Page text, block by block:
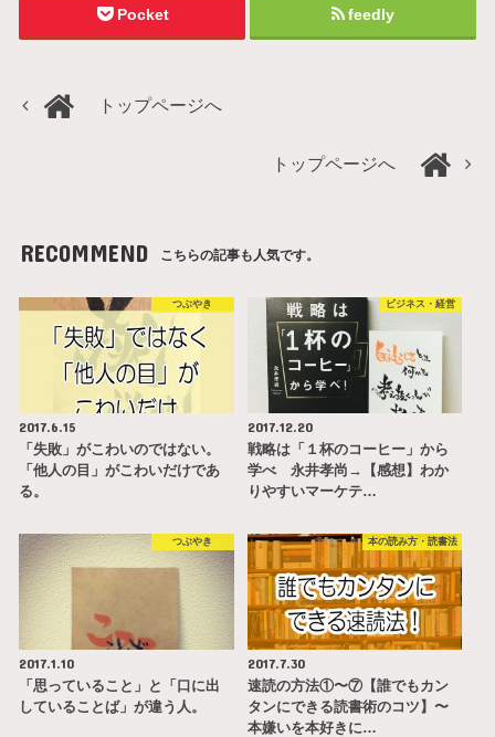
Pocket feedly
トップページへ
トップページへ
RECOMMEND こちらの記事も人気です。
つぶやき
2017.6.15
「失敗」がこわいのではない。
「他人の目」がこわいだけであ
る。
ビジネス・経営
2017.12.20
戦略は「１杯のコーヒー」から
学べ 永井孝尚→【感想】わか
りやすいマーケテ…
つぶやき
2017.1.10
「思っていること」と「口に出
していることば」が違う人。
本の読み方・読書法
2017.7.30
速読の方法①〜⑦【誰でもカン
タンにできる読書術のコツ】〜
本嫌いを本好きに…